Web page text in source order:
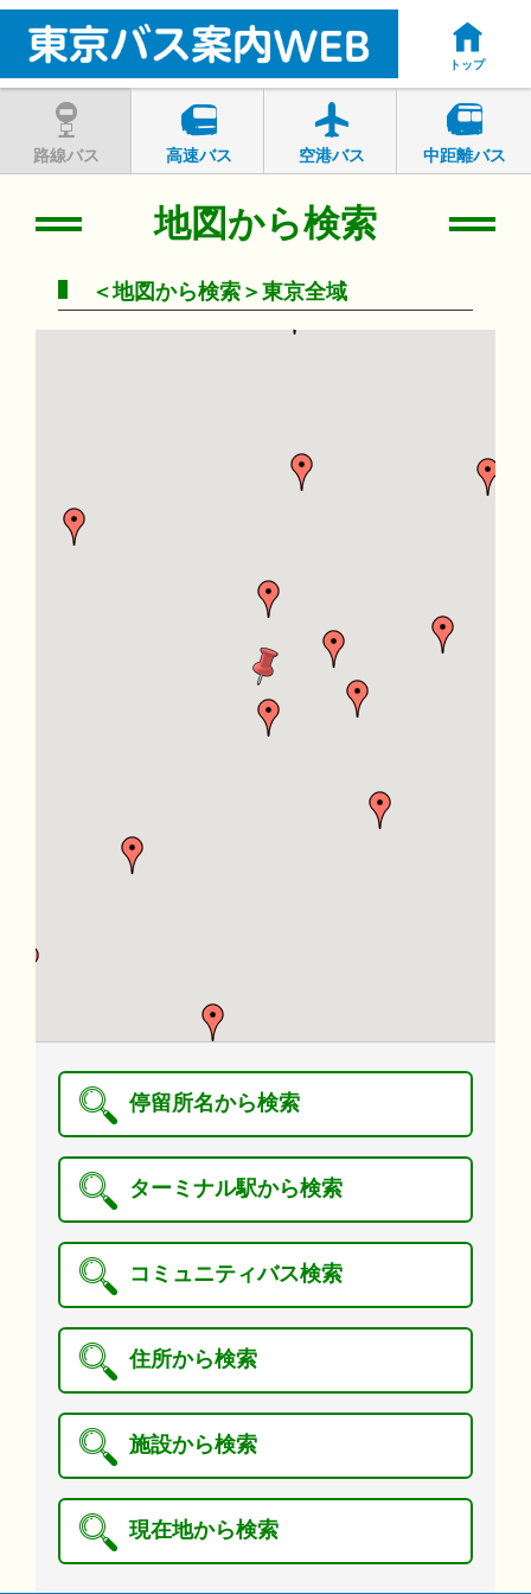
トップ
路線バス 高速バス 空港バス 中距離バス
地図から検索
＜地図から検索＞東京全域
停留所名から検索
ターミナル駅から検索
コミュニティバス検索
住所から検索
施設から検索
現在地から検索